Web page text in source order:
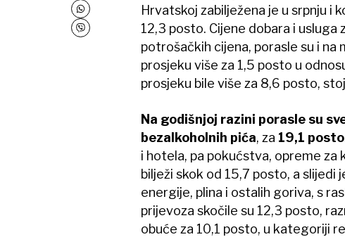
Hrvatskoj zabilježena je u srpnju i
12,3 posto. Cijene dobara i
potrošačkih cijena, porasle su i na
prosjeku više za 1,5 posto u
prosjeku bile više za 8,6 posto,
Na godišnjoj razini porasle su
bezalkoholnih pića, za 19,1 posto
i hotela, pa pokućstva, opreme
bilježi skok od 15,7 posto, a
energije, plina i ostalih goriva, s
prijevoza skočile su 12,3 posto,
obuće za 10,1 posto, u kategoriji